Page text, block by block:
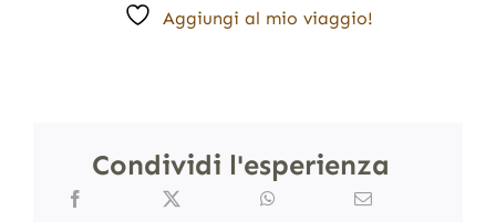
Aggiungi al mio viaggio!
Condividi l'esperienza